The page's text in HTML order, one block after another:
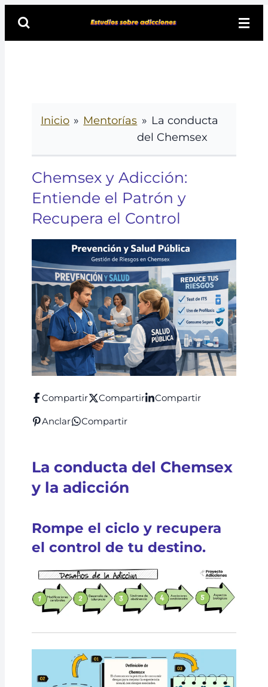
Inicio » Mentorías » La conducta
del Chemsex
Chemsex y Adicción:
Entiende el Patrón y
Recupera el Control
Compartir Compartir Compartir
Anclar Compartir
La conducta del Chemsex
y la adicción
Rompe el ciclo y recupera
el control de tu destino.